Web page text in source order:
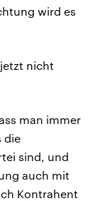
wird es
nicht
man immer
die
sind, und
auch mit
Kontrahent